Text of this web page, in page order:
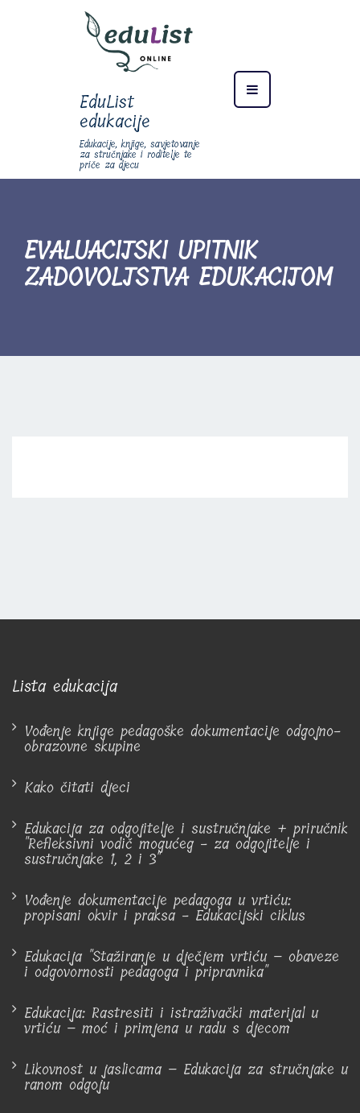
EduList
edukacije
Edukacije, knjige, savjetovanje
za stručnjake i roditelje te
priče za djecu
EVALUACIJSKI UPITNIK
ZADOVOLJSTVA EDUKACIJOM
Lista edukacija
Vođenje knjige pedagoške dokumentacije odgojno-
obrazovne skupine
Kako čitati djeci
Edukacija za odgojitelje i sustručnjake + priručnik
"Refleksivni vodič mogućeg - za odgojitelje i
sustručnjake 1, 2 i 3"
Vođenje dokumentacije pedagoga u vrtiću:
propisani okvir i praksa - Edukacijski ciklus
Edukacija "Stažiranje u dječjem vrtiću – obaveze
i odgovornosti pedagoga i pripravnika"
Edukacija: Rastresiti i istraživački materijal u
vrtiću – moć i primjena u radu s djecom
Likovnost u jaslicama – Edukacija za stručnjake u
ranom odgoju